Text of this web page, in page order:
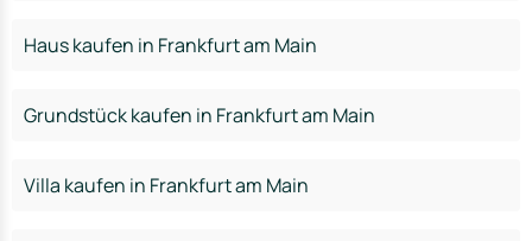
Haus kaufen in Frankfurt am Main
Grundstück kaufen in Frankfurt am Main
Villa kaufen in Frankfurt am Main